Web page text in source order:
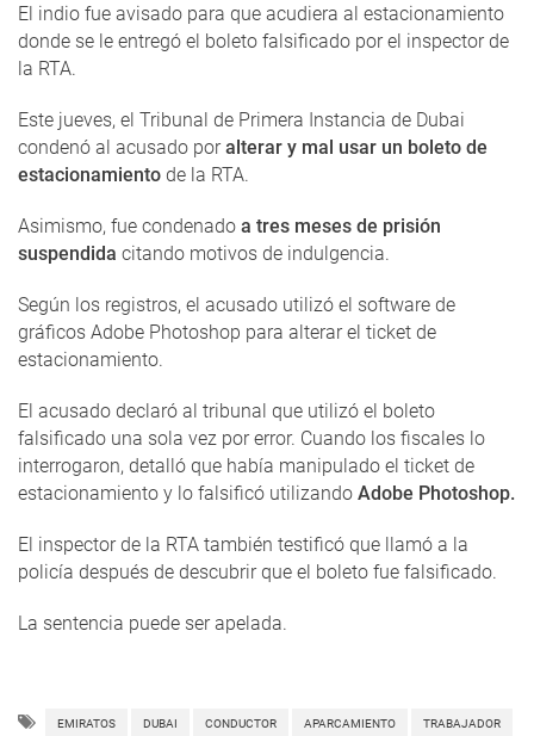
El indio fue avisado para que acudiera al estacionamiento
donde se le entregó el boleto falsificado por el inspector de
la RTA.
Este jueves, el Tribunal de Primera Instancia de Dubai
condenó al acusado poralterar y mal usar un boleto de
estacionamiento de la RTA.
Asimismo, fue condenado a tres meses de prisión
suspendida citando motivos de indulgencia.
Según los registros, el acusado utilizó el software de
gráficos Adobe Photoshop para alterar el ticket de
estacionamiento.
El acusado declaró al tribunal que utilizó el boleto
falsificado una sola vez por error. Cuando los fiscales lo
interrogaron, detalló que había manipulado el ticket de
estacionamiento y lo falsificó utilizando Adobe Photoshop.
El inspector de la RTA también testificó que llamó a la
policía después de descubrir que el boleto fue falsificado.
La sentencia puede ser apelada.
EMIRATOS DUBAI CONDUCTOR APARCAMIENTO TRABAJADOR